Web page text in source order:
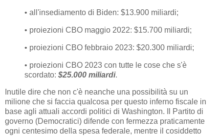
• all'insediamento di Biden: $13.900 miliardi;
• proiezioni CBO maggio 2022: $15.700 miliardi;
• proiezioni CBO febbraio 2023: $20.300 miliardi;
• proiezioni CBO 2023 con tutte le cose che s'è
scordato: $25.000 miliardi.
Inutile dire che non c'è neanche una possibilità su un
milione che si faccia qualcosa per questo inferno fiscale in
base agli attuali accordi politici di Washington. Il Partito di
governo (Democratici) difende con fermezza praticamente
ogni centesimo della spesa federale, mentre il cosiddetto